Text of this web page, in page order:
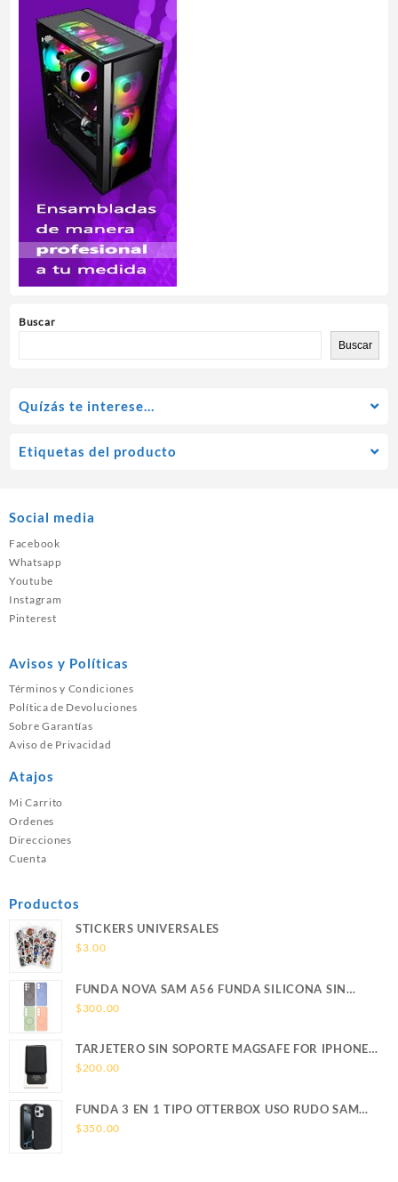
Buscar
Buscar
Quízás te interese…
Etiquetas del producto
Social media
Facebook
Whatsapp
Youtube
Instagram
Pinterest
Avisos y Políticas
Términos y Condiciones
Política de Devoluciones
Sobre Garantías
Aviso de Privacidad
Atajos
Mi Carrito
Ordenes
Direcciones
Cuenta
Productos
STICKERS UNIVERSALES
$3.00
FUNDA NOVA SAM A56 FUNDA SILICONA SIN
SOPORTE MAGNETICO SAMSUNG
$300.00
TARJETERO SIN SOPORTE MAGSAFE FOR IPHONE
LEATHER WALLET MAGSAFE
$200.00
FUNDA 3 EN 1 TIPO OTTERBOX USO RUDO SAM
S26 ULTRA SAMSUNG S26 ULTRA
$350.00